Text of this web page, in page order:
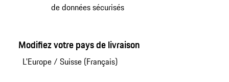
de données sécurisés
Modifiez votre pays de livraison
L'Europe/ Suisse (Français)